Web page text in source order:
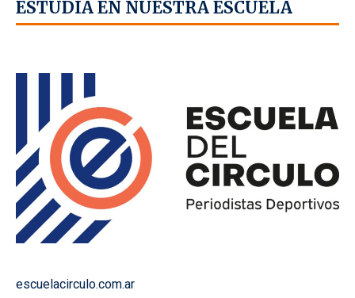
ESTUDIÁ EN NUESTRA ESCUELA
escuelacirculo.com.ar